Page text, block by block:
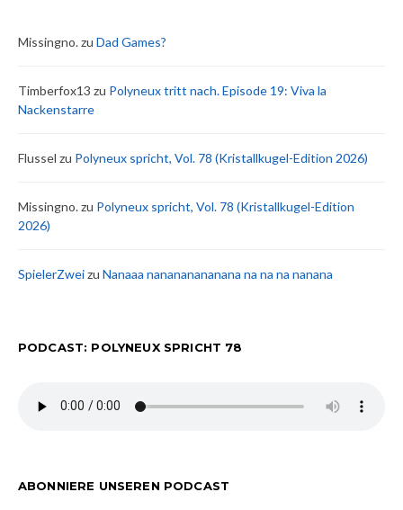
Missingno.zu Dad Games?
Timberfox13 zu Polyneux tritt nach. Episode 19: Viva la
Nackenstarre
Flussel zu Polyneux spricht, Vol. 78 (Kristallkugel-Edition 2026)
Missingno.zu Polyneux spricht, Vol. 78 (Kristallkugel-Edition
2026)
SpielerZweizu Nanaaa nanananananana na na na nanana
PODCAST: POLYNEUX SPRICHT 78
ABONNIERE UNSEREN PODCAST